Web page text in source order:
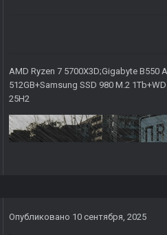
AMD Ryzen 7 5700X3D;Gigabyte B550
512GB+Samsung SSD 980 M.2
25H2
Опубликовано 10 сентября, 2025